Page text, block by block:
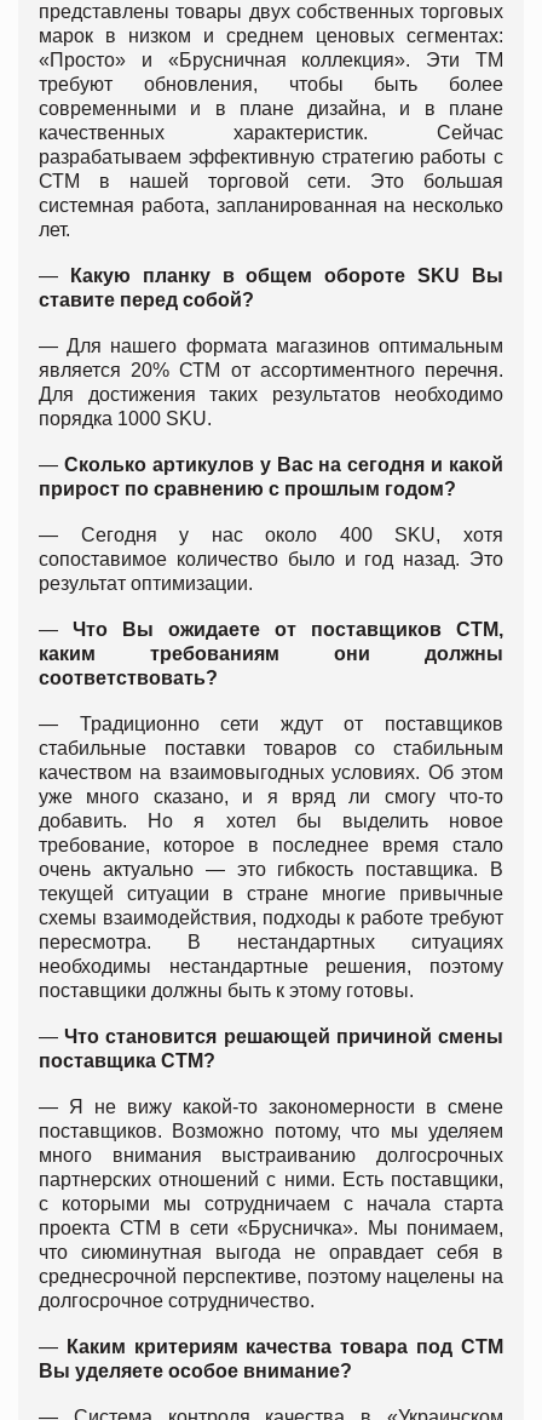
представлены товары двух собственных торговых
марок в низком и среднем ценовых сегментах:
«Просто» и «Брусничная коллекция». Эти ТМ
требуют обновления, чтобы быть более
современными и в плане дизайна, и в плане
качественных характеристик. Сейчас
разрабатываем эффективную стратегию работы с
СТМ в нашей торговой сети. Это большая
системная работа, запланированная на несколько
лет.
— Какую планку в общем обороте SKU Вы
ставите перед собой?
— Для нашего формата магазинов оптимальным
является 20% СТМ от ассортиментного перечня.
Для достижения таких результатов необходимо
порядка 1000 SKU.
— Сколько артикулов у Вас на сегодня и какой
прирост по сравнению с прошлым годом?
— Сегодня у нас около 400 SKU, хотя
сопоставимое количество было и год назад. Это
результат оптимизации.
— Что Вы ожидаете от поставщиков СТМ,
каким требованиям они должны
соответствовать?
— Традиционно сети ждут от поставщиков
стабильные поставки товаров со стабильным
качеством на взаимовыгодных условиях. Об этом
уже много сказано, и я вряд ли смогу что-то
добавить. Но я хотел бы выделить новое
требование, которое в последнее время стало
очень актуально — это гибкость поставщика. В
текущей ситуации в стране многие привычные
схемы взаимодействия, подходы к работе требуют
пересмотра. В нестандартных ситуациях
необходимы нестандартные решения, поэтому
поставщики должны быть к этому готовы.
— Что становится решающей причиной смены
поставщика СТМ?
— Я не вижу какой-то закономерности в смене
поставщиков. Возможно потому, что мы уделяем
много внимания выстраиванию долгосрочных
партнерских отношений с ними. Есть поставщики,
с которыми мы сотрудничаем с начала старта
проекта СТМ в сети «Брусничка». Мы понимаем,
что сиюминутная выгода не оправдает себя в
среднесрочной перспективе, поэтому нацелены на
долгосрочное сотрудничество.
— Каким критериям качества товара под СТМ
Вы уделяете особое внимание?